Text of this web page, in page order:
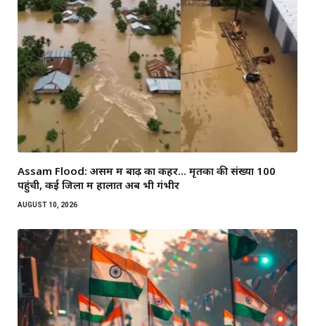
Assam Flood: असम में बाढ़ का कहर… मृतकों की संख्या 100
पहुंची, कई जिलों में हालात अब भी गंभीर
AUGUST 10, 2026